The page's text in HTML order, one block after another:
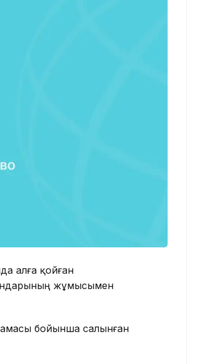
алға қойған
жұмысымен
бойынша салынған